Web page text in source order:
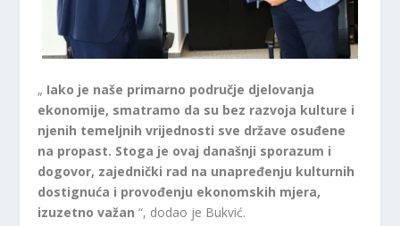
„ Iako je naše primarno područje djelovanja
ekonomije, smatramo da su bez razvoja kulture i
njenih temeljnih vrijednosti sve države osuđene
na propast. Stoga je ovaj današnji sporazum i
dogovor, zajednički rad na unapređenju kulturnih
dostignuća i provođenju ekonomskih mjera,
izuzetno važan “, dodao je Bukvić.